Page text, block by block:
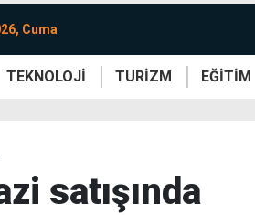
Cuma
TEKNOLOJİ TURİZM EĞİTİM
satışında